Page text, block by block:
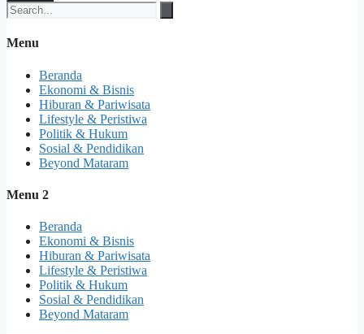
Menu
Beranda
Ekonomi & Bisnis
Hiburan & Pariwisata
Lifestyle & Peristiwa
Politik & Hukum
Sosial & Pendidikan
Beyond Mataram
Menu 2
Beranda
Ekonomi & Bisnis
Hiburan & Pariwisata
Lifestyle & Peristiwa
Politik & Hukum
Sosial & Pendidikan
Beyond Mataram